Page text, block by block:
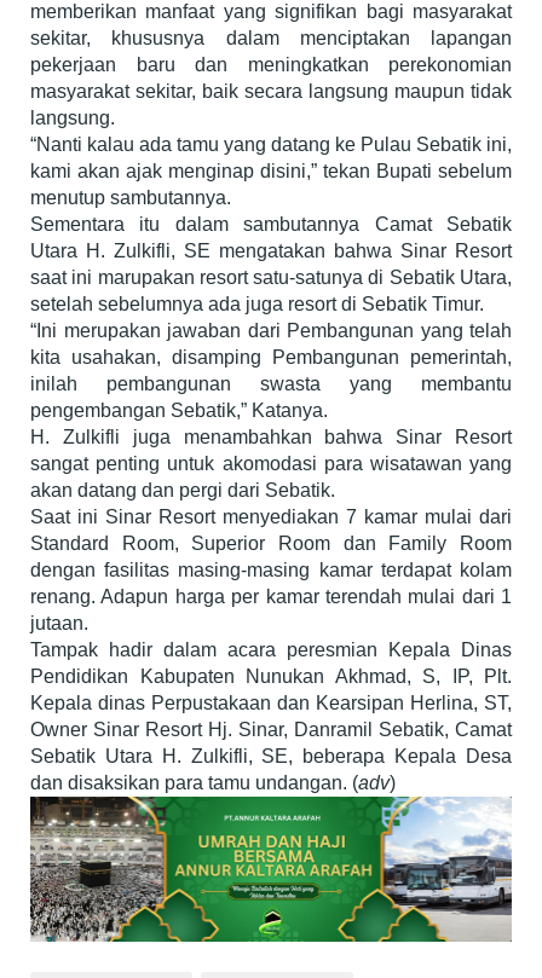
memberikan manfaat yang signifikan bagi masyarakat
sekitar, khususnya dalam menciptakan lapangan
pekerjaan baru dan meningkatkan perekonomian
masyarakat sekitar, baik secara langsung maupun tidak
langsung.
“Nanti kalau ada tamu yang datang ke Pulau Sebatik ini,
kami akan ajak menginap disini,” tekan Bupati sebelum
menutup sambutannya.
Sementara itu dalam sambutannya Camat Sebatik
Utara H. Zulkifli, SE mengatakan bahwa Sinar Resort
saat ini marupakan resort satu-satunya di Sebatik Utara,
setelah sebelumnya ada juga resort di Sebatik Timur.
“Ini merupakan jawaban dari Pembangunan yang telah
kita usahakan, disamping Pembangunan pemerintah,
inilah pembangunan swasta yang membantu
pengembangan Sebatik,” Katanya.
H. Zulkifli juga menambahkan bahwa Sinar Resort
sangat penting untuk akomodasi para wisatawan yang
akan datang dan pergi dari Sebatik.
Saat ini Sinar Resort menyediakan 7 kamar mulai dari
Standard Room, Superior Room dan Family Room
dengan fasilitas masing-masing kamar terdapat kolam
renang. Adapun harga per kamar terendah mulai dari 1
jutaan.
Tampak hadir dalam acara peresmian Kepala Dinas
Pendidikan Kabupaten Nunukan Akhmad, S, IP, Plt.
Kepala dinas Perpustakaan dan Kearsipan Herlina, ST,
Owner Sinar Resort Hj. Sinar, Danramil Sebatik, Camat
Sebatik Utara H. Zulkifli, SE, beberapa Kepala Desa
dan disaksikan para tamu undangan. (adv)